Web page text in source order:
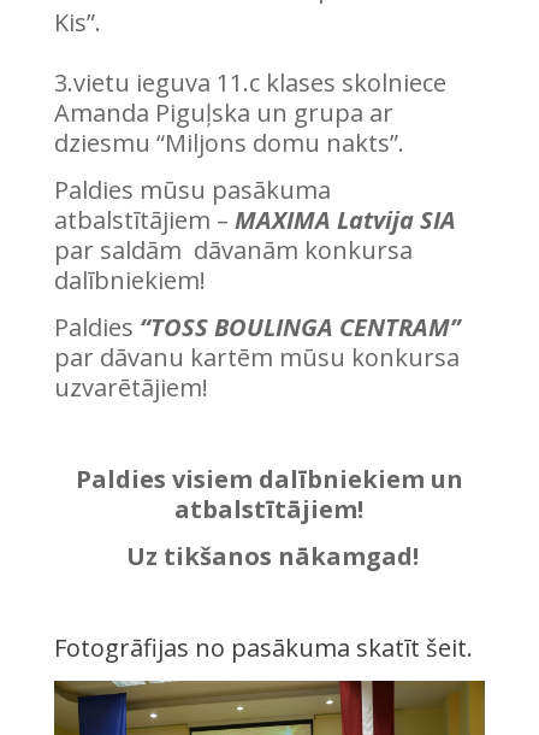
Kis”.
3.vietu ieguva 11.c klases skolniece
Amanda Piguļska un grupa ar
dziesmu “Miljons domu nakts”.
Paldies mūsu pasākuma
atbalstītājiem – MAXIMA Latvija SIA
par saldām dāvanām konkursa
dalībniekiem!
Paldies “TOSS BOULINGA CENTRAM”
par dāvanu kartēm mūsu konkursa
uzvarētājiem!
Paldies visiem dalībniekiem un
atbalstītājiem!
Uz tikšanos nākamgad!
Fotogrāfijas no pasākuma skatīt šeit.